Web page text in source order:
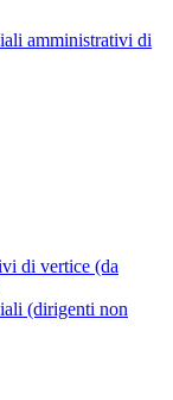
amministrativi di
di vertice (da
(dirigenti non